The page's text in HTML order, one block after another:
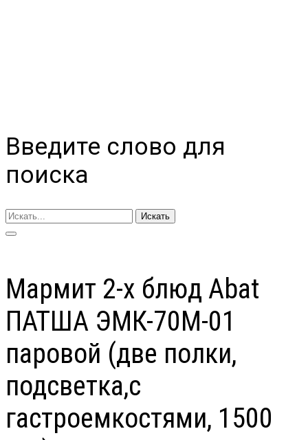
Введите слово для
поиска
Искать
Мармит 2-х блюд Abat
ПАТША ЭМК-70М-01
паровой (две полки,
подсветка,с
гастроемкостями, 1500